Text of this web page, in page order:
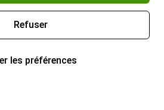
Refuser
les préférences